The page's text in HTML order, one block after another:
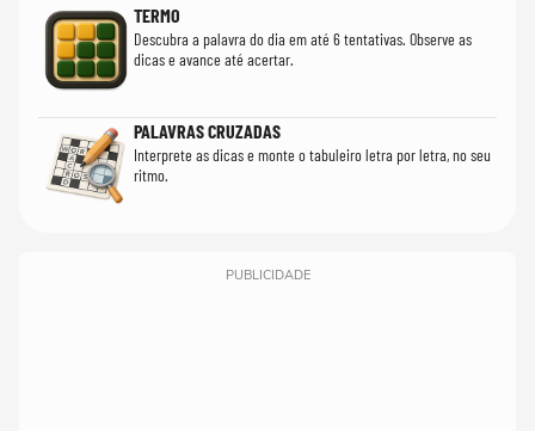
TERMO
Descubra a palavra do dia em até 6 tentativas. Observe as
dicas e avance até acertar.
PALAVRAS CRUZADAS
Interprete as dicas e monte o tabuleiro letra por letra, no seu
ritmo.
PUBLICIDADE